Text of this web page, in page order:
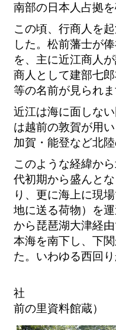
南部の日本人占拠
この頃、行商人を
した。松前藩士が
を、主に近江商人
商人として建部七
等の名前が見られ
近江は海に面しな
は越前の敦賀が用
加賀・能登など北
このような経緯か
代初期から盛んと
り、更に海上に現
地に送る荷物）を
から琵琶湖大津経
本海を南下し、下
た。いわゆる西回
社 船
前の里資料館蔵）